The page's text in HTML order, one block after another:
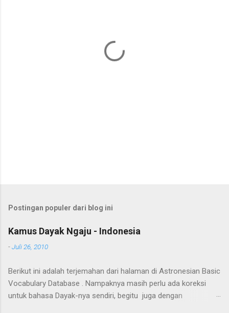
Postingan populer dari blog ini
Kamus Dayak Ngaju - Indonesia
-Juli 26, 2010
Berikut ini adalah terjemahan dari halaman di Astronesian Basic
Vocabulary Database . Nampaknya masih perlu ada koreksi
untuk bahasa Dayak-nya sendiri, begitu juga dengan